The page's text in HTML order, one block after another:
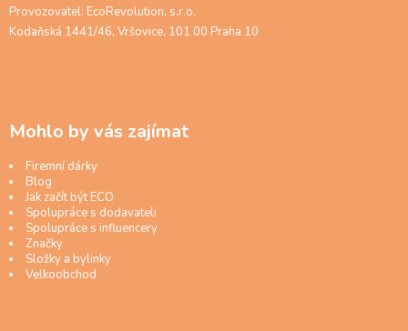
Provozovatel: EcoRevolution, s.r.o.
Kodaňská 1441/46, Vršovice, 101 00 Praha 10
Mohlo by vás zajímat
Firemní dárky
Blog
Jak začít být ECO
Spolupráce s dodavateli
Spolupráce s influencery
Značky
Složky a bylinky
Velkoobchod